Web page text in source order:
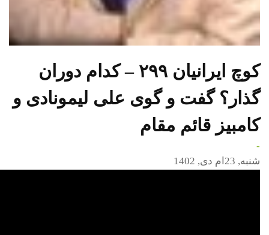
کوچ ایرانیان ۲۹۹ – کدام دوران
گذار؟ گفت و گوی علی لیمونادی و
کامبیز قائم مقام
-
شنبه, 23ام دی, 1402